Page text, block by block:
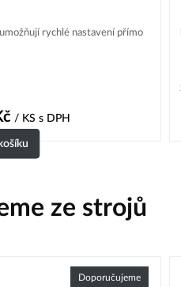
rychlé nastavení přímo
/ KS s DPH
ze strojů
Doporučujeme